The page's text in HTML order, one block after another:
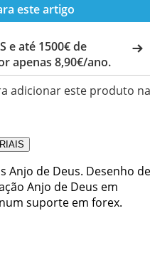
este artigo
e até 1500€ de
apenas 8,90€/ano.
adicionar este produto na
Anjo de Deus. Desenho de
Anjo de Deus em
suporte em forex.